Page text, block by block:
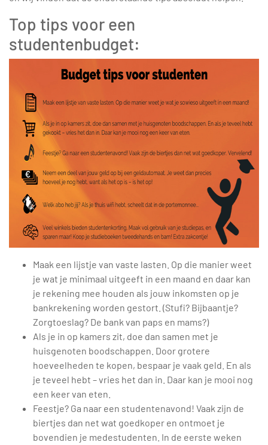
Top tips voor een
studentenbudget:
Maak een lijstje van vaste lasten. Op die manier weet
je wat je minimaal uitgeeft in een maand en daar kan
je rekening mee houden als jouw inkomsten op je
bankrekening worden gestort. (Stufi? Bijbaantje?
Zorgtoeslag? De bank van paps en mams?)
Als je in op kamers zit, doe dan samen met je
huisgenoten boodschappen. Door grotere
hoeveelheden te kopen, bespaar je vaak geld. En als
je teveel hebt – vries het dan in. Daar kan je mooi nog
een keer van eten.
Feestje? Ga naar een studentenavond! Vaak zijn de
biertjes dan net wat goedkoper en ontmoet je
bovendien je medestudenten. In de eerste weken